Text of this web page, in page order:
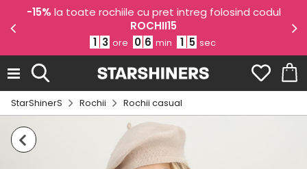
-15% la toate rochiile cu pret intreg folosind codul
ROCHII15
1 3 ore 0 6 min 1 5 sec
StarShinerS Rochii Rochii casual